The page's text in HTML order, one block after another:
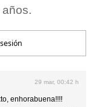
29 mar, 00:42 h
enhorabuena!!!!